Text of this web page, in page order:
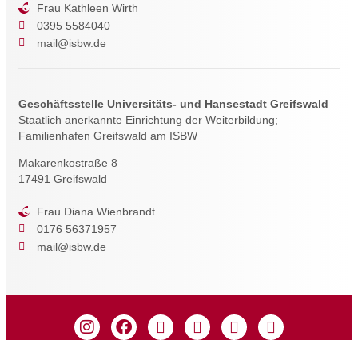
Frau Kathleen Wirth
0395 5584040
mail@isbw.de
Geschäftsstelle Universitäts- und Hansestadt Greifswald
Staatlich anerkannte Einrichtung der Weiterbildung;
Familienhafen Greifswald am ISBW
Makarenkostraße 8
17491 Greifswald
Frau Diana Wienbrandt
0176 56371957
mail@isbw.de